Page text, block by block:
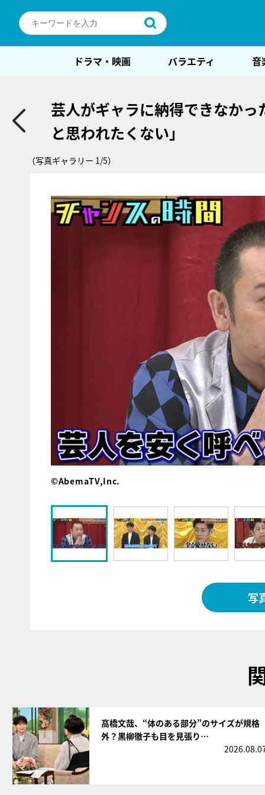
ドラマ・映画 バラエティ 音
芸人がギャラに納得できなか
と思われたくない」
（写真ギャラリー 1/5）
©AbemaTV,Inc.
写
高橋文哉、“体のある部分”のサイズが規格
外？黒柳徹子も目を見張り…